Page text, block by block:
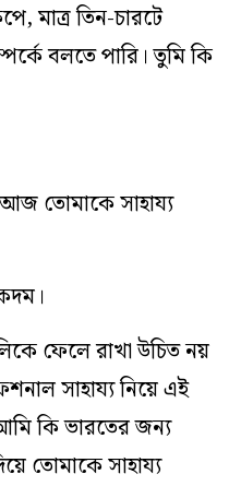
মাত্র তিন-চারটে
বলতে পারি। তুমি কি
তোমাকে সাহায্য
ফেলে রাখা উচিত নয়
সাহায্য নিয়ে এই
কি ভারতের জন্য
তোমাকে সাহায্য